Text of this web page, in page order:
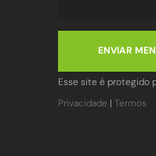
ENVIAR
Esse site é protegido
Privacidade | Termos